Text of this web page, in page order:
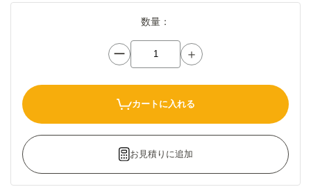
数量：
ー ＋
カートに入れる
お見積りに追加